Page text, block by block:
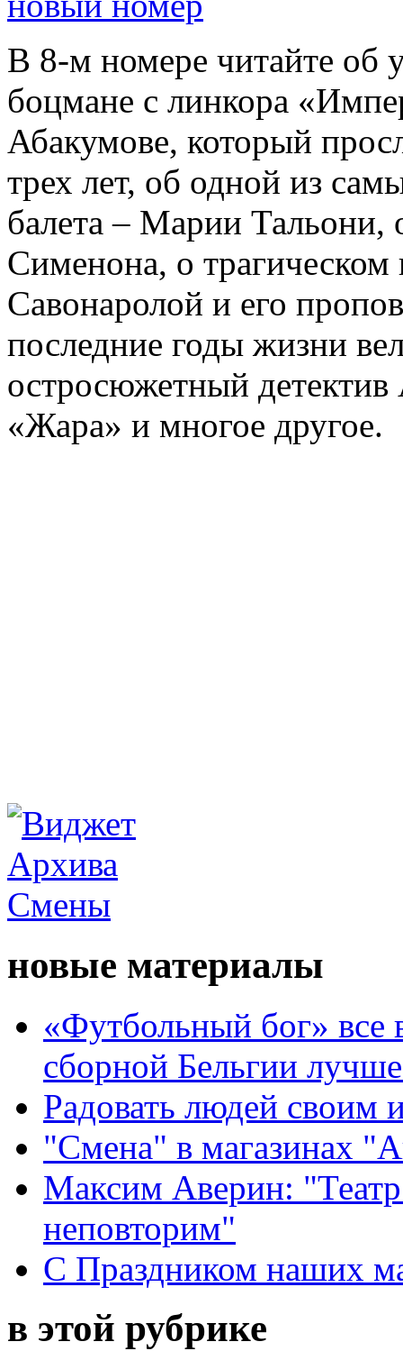
В 8-м номере читайте об
боцмане с линкора
Абакумове, который
трех лет, об одной из
балета – Марии
Сименона, о трагическом
Савонаролой и его
последние годы жизни
остросюжетный детектив
«Жара» и многое другое.
новые материалы
«Футбольный бог» все
сборной Бельгии
Радовать людей своим
"Смена" в магазинах
Максим Аверин:
неповторим"
С Праздником наших
в этой рубрике